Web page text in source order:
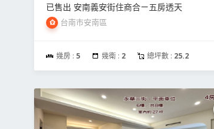
已售出 安南義安街住商合ㄧ五房透天
台南市安南區
幾房 : 5 幾衛 : 2 總坪數 : 25.2